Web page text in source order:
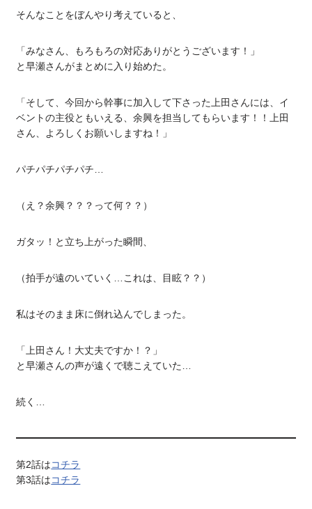
そんなことをぼんやり考えていると、
「みなさん、もろもろの対応ありがとうございます！」
と早瀬さんがまとめに入り始めた。
「そして、今回から幹事に加入して下さった上田さんには、イ
ベントの主役ともいえる、余興を担当してもらいます！！上田
さん、よろしくお願いしますね！」
パチパチパチパチ…
（え？余興？？？って何？？）
ガタッ！と立ち上がった瞬間、
（拍手が遠のいていく…これは、目眩？？）
私はそのまま床に倒れ込んでしまった。
「上田さん！大丈夫ですか！？」
と早瀬さんの声が遠くで聴こえていた…
続く…
第2話はコチラ
第3話はコチラ